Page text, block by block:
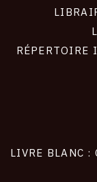
RÉPERTOIRE
LIVRE BLANC :